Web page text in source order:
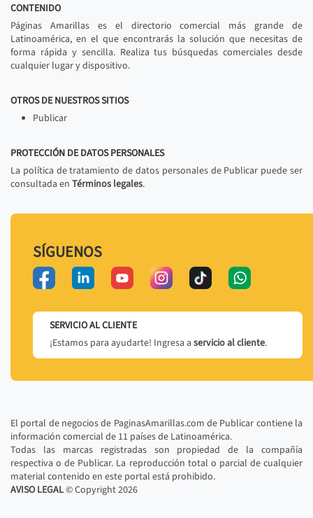
CONTENIDO
Páginas Amarillas es el directorio comercial más grande de
Latinoamérica, en el que encontrarás la solución que necesitas de
forma rápida y sencilla. Realiza tus búsquedas comerciales desde
cualquier lugar y dispositivo.
OTROS DE NUESTROS SITIOS
Publicar
PROTECCIÓN DE DATOS PERSONALES
La política de tratamiento de datos personales de Publicar puede ser
consultada en Términos legales.
SÍGUENOS
SERVICIO AL CLIENTE
¡Estamos para ayudarte! Ingresa a servicio al cliente.
El portal de negocios de PaginasAmarillas.com de Publicar contiene la
información comercial de 11 países de Latinoamérica.
Todas las marcas registradas son propiedad de la compañía
respectiva o de Publicar. La reproducción total o parcial de cualquier
material contenido en este portal está prohibido.
AVISO LEGAL© Copyright2026